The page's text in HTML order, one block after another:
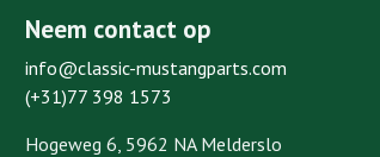
Neem contact op
info@classic-mustangparts.com
(+31)77 398 1573
Hogeweg 6, 5962 NA Melderslo